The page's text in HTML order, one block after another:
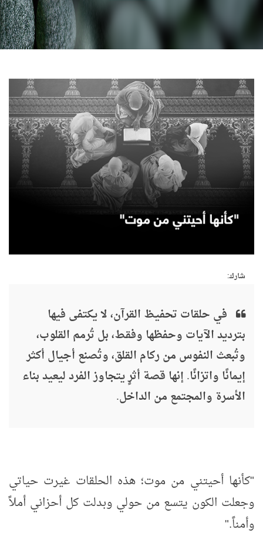
شارك:
في حلقات تحفيظ القرآن، لا يكتفى فيها
بترديد الآيات وحفظها وفقط، بل تُرمم القلوب،
وتُبعث النفوس من ركام القلق، وتُصنع أجيال أكثر
إيمانًا واتزانًا. إنها قصة أثرٍ يتجاوز الفرد ليعيد بناء
الأسرة والمجتمع من الداخل.
"كأنها أحيتني من موت؛ هذه الحلقات غيرت حياتي
وجعلت الكون يتسع من حولي وبدلت كل أحزاني أملاً
وأمناً".